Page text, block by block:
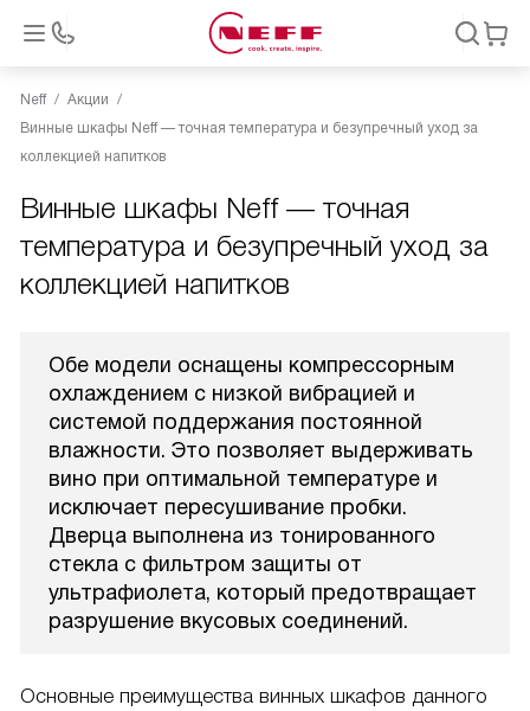
Neff
Акции
Винные шкафы Neff — точная температура и безупречный уход за
коллекцией напитков
Винные шкафы Neff — точная
температура и безупречный уход за
коллекцией напитков
Обе модели оснащены компрессорным
охлаждением с низкой вибрацией и
системой поддержания постоянной
влажности. Это позволяет выдерживать
вино при оптимальной температуре и
исключает пересушивание пробки.
Дверца выполнена из тонированного
стекла с фильтром защиты от
ультрафиолета, который предотвращает
разрушение вкусовых соединений.
Основные преимущества винных шкафов данного